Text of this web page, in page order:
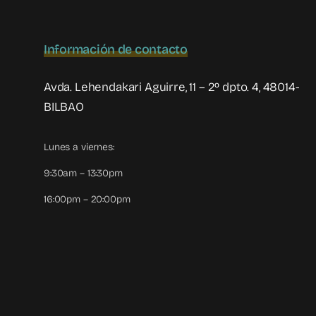
Información de contacto
Avda. Lehendakari Aguirre, 11 – 2º dpto. 4, 48014-
BILBAO
Lunes a viernes:
9:30am – 13:30pm
16:00pm – 20:00pm